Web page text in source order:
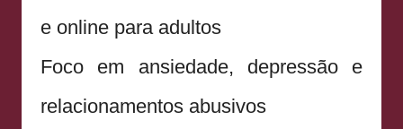
e online para adultos
Foco em ansiedade, depressão e
relacionamentos abusivos